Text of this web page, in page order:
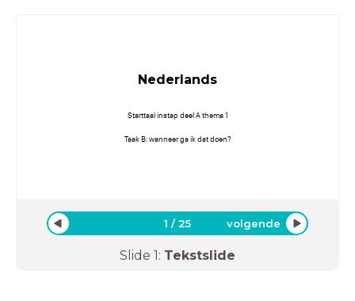
Nederlands
Starttaal instap deel A thema 1
Taak B: wanneer ga ik dat doen?
1 /25 volgende
Slide 1: Tekstslide